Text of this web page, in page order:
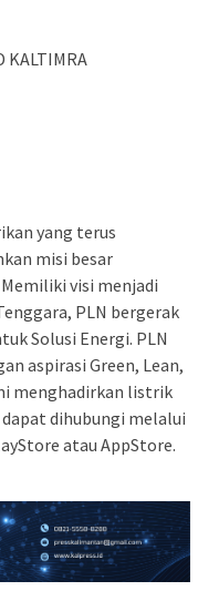
KALTIMRA
yang terus
misi besar
visi menjadi
PLN bergerak
Solusi Energi. PLN
aspirasi Green, Lean,
menghadirkan listrik
dihubungi melalui
atau AppStore.